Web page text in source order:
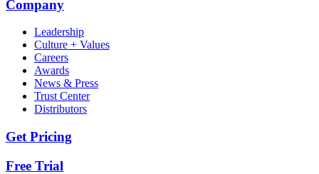
Company
Leadership
Culture + Values
Careers
Awards
News & Press
Trust Center
Distributors
Get Pricing
Free Trial